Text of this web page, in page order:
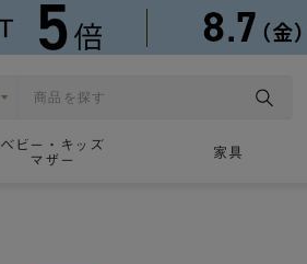
ベビー・キッズ
マザー
家具